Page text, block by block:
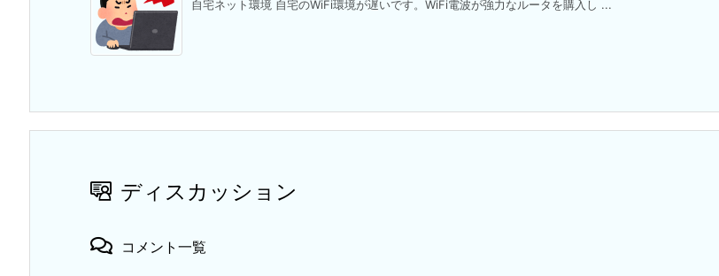
自宅ネット環境 自宅のWiFi環境が遅いです。WiFi電波が強力なルータを購入し ...
ディスカッション
コメント一覧